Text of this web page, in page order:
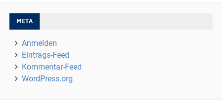
META
Anmelden
Eintrags-Feed
Kommentar-Feed
WordPress.org